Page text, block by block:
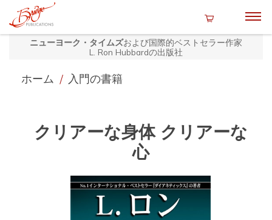
ニューヨーク・タイムズおよび国際的ベストセラー作家
L. Ron Hubbardの出版社
ホーム / 入門の書籍
クリアーな身体 クリアーな
心